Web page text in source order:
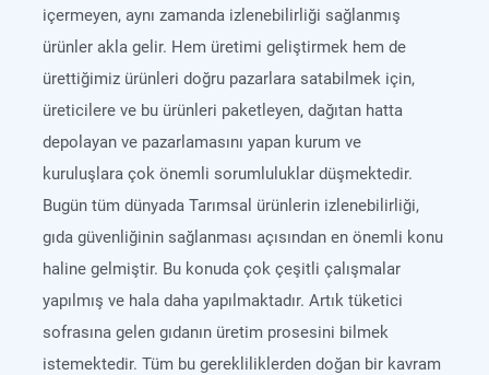
içermeyen, aynı zamanda izlenebilirliği sağlanmış
ürünler akla gelir. Hem üretimi geliştirmek hem de
ürettiğimiz ürünleri doğru pazarlara satabilmek için,
üreticilere ve bu ürünleri paketleyen, dağıtan hatta
depolayan ve pazarlamasını yapan kurum ve
kuruluşlara çok önemli sorumluluklar düşmektedir.
Bugün tüm dünyada Tarımsal ürünlerin izlenebilirliği,
gıda güvenliğinin sağlanması açısından en önemli konu
haline gelmiştir. Bu konuda çok çeşitli çalışmalar
yapılmış ve hala daha yapılmaktadır. Artık tüketici
sofrasına gelen gıdanın üretim prosesini bilmek
istemektedir. Tüm bu gerekliliklerden doğan bir kavram